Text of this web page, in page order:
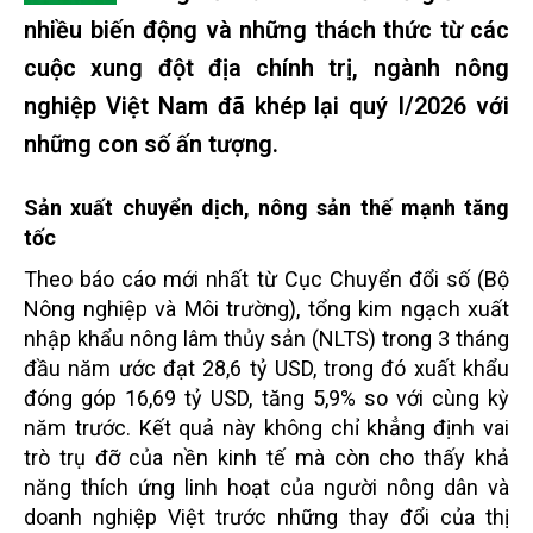
nhiều biến động và những thách thức từ các
cuộc xung đột địa chính trị, ngành nông
nghiệp Việt Nam đã khép lại quý I/2026 với
những con số ấn tượng.
Sản xuất chuyển dịch, nông sản thế mạnh tăng
tốc
Theo báo cáo mới nhất từ Cục Chuyển đổi số (Bộ
Nông nghiệp và Môi trường), tổng kim ngạch xuất
nhập khẩu nông lâm thủy sản (NLTS) trong 3 tháng
đầu năm ước đạt 28,6 tỷ USD, trong đó xuất khẩu
đóng góp 16,69 tỷ USD, tăng 5,9% so với cùng kỳ
năm trước. Kết quả này không chỉ khẳng định vai
trò trụ đỡ của nền kinh tế mà còn cho thấy khả
năng thích ứng linh hoạt của người nông dân và
doanh nghiệp Việt trước những thay đổi của thị